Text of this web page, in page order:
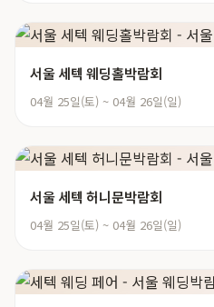
서울 세텍 웨딩홀박람회
04월 25일(토) ~ 04월 26일(일)
서울 세텍 허니문박람회
04월 25일(토) ~ 04월 26일(일)